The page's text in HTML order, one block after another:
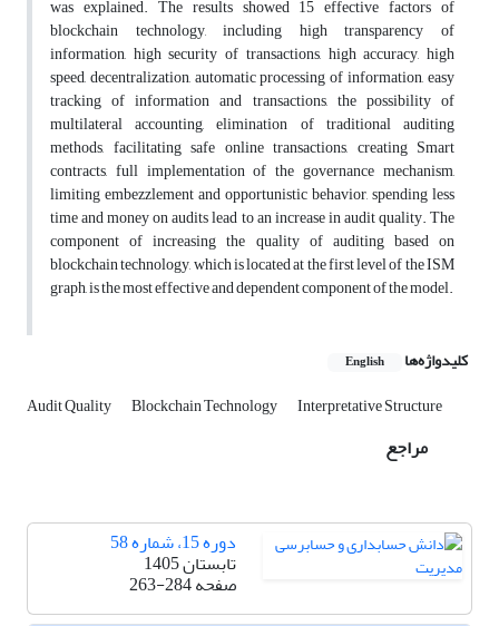
was explained. The results showed 15 effective factors of
blockchain technology, including high transparency of
information, high security of transactions, high accuracy, high
speed, decentralization, automatic processing of information, easy
tracking of information and transactions, the possibility of
multilateral accounting, elimination of traditional auditing
methods, facilitating safe online transactions, creating Smart
contracts, full implementation of the governance mechanism,
limiting embezzlement and opportunistic behavior, spending less
time and money on audits lead to an increase in audit quality. The
component of increasing the quality of auditing based on
blockchain technology, which is located at the first level of the ISM
graph, is the most effective and dependent component of the model.
کلیدواژه‌ها English
Audit Quality Blockchain Technology Interpretative Structure
مراجع
دوره 15، شماره 58
تابستان 1405
صفحه263-284